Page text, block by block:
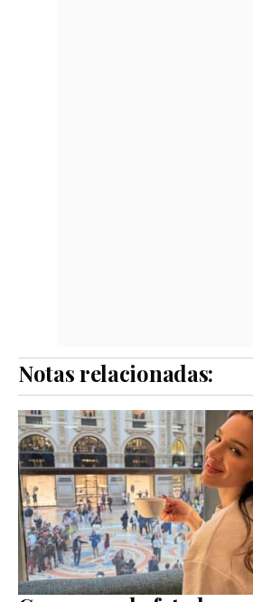
Notas relacionadas: